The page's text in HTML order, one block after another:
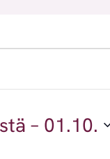
– 01.10.